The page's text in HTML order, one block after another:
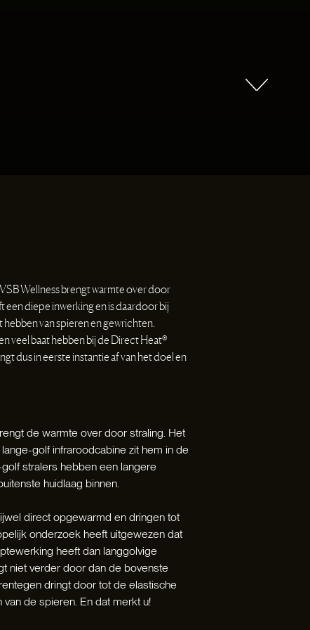
Wellness brengt warmte over door
diepe inwerking en is daardoor bij
van spieren en gewrichten.
veel baat hebben bij de Direct Heat®
dus in eerste instantie af van het doel en
de warmte over door straling. Het
golf infraroodcabine zit hem in de
stralers hebben een langere
huidlaag binnen.
direct opgewarmd en dringen tot
onderzoek heeft uitgewezen dat
heeft dan langgolvige
niet verder door dan de bovenste
dringt door tot de elastische
de spieren. En dat merkt u!